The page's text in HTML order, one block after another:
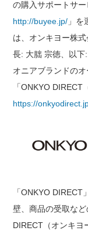
の購入サポートサー
http://buyee.jp/ 」を
は、オンキヨー株
長: 大朏 宗徳、以下
オニアブランドの
「ONKYO DIRECT
https://
「ONKYO
壁、商品の受取な
DIRECT（オンキヨ